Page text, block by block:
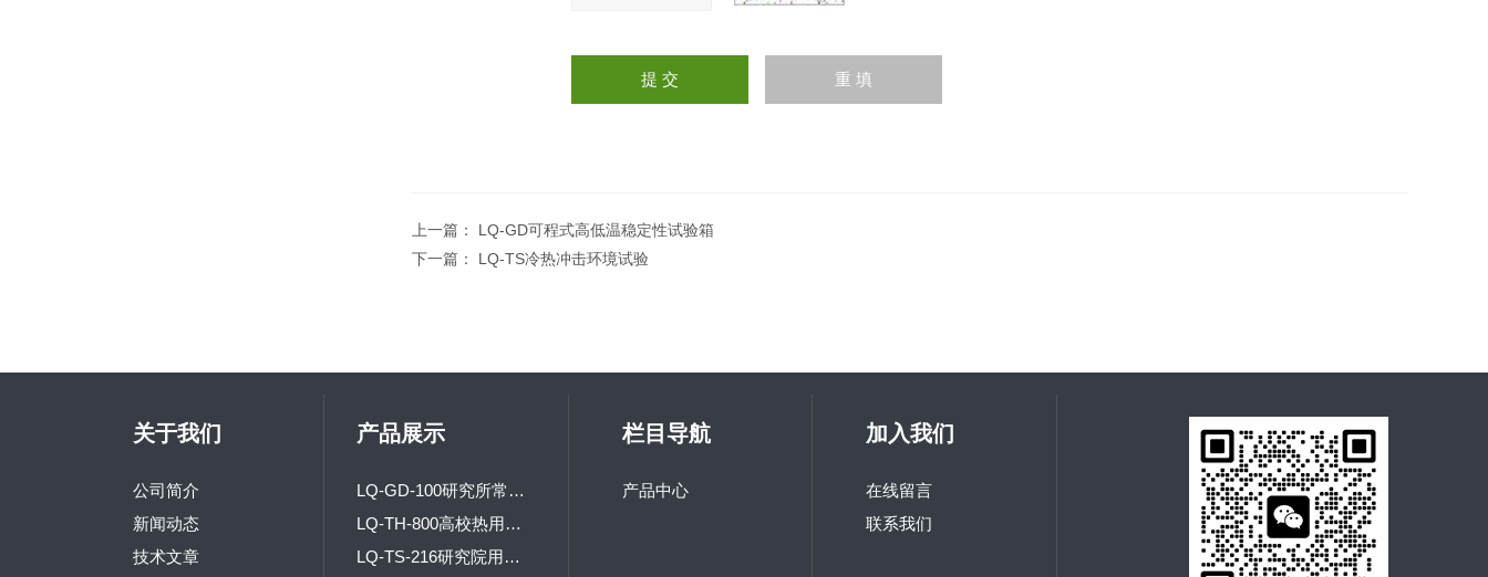
上一篇： LQ-GD可程式高低温稳定性试验箱
下一篇： LQ-TS冷热冲击环境试验
关于我们
公司简介
新闻动态
技术文章
产品展示
LQ-GD-100研究所常用高低温交变试验箱
LQ-TH-800高校热用可程式恒温恒湿箱
LQ-TS-216研究院用冲击试验机
栏目导航
产品中心
加入我们
在线留言
联系我们